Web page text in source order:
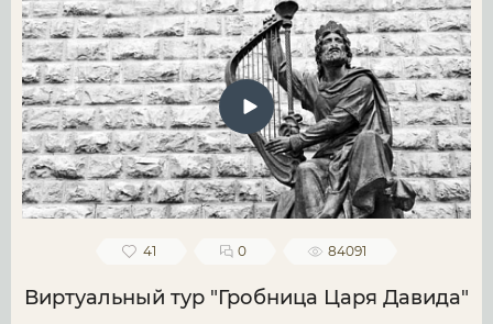
41 0 84091
Виртуальный тур "Гробница Царя Давида"